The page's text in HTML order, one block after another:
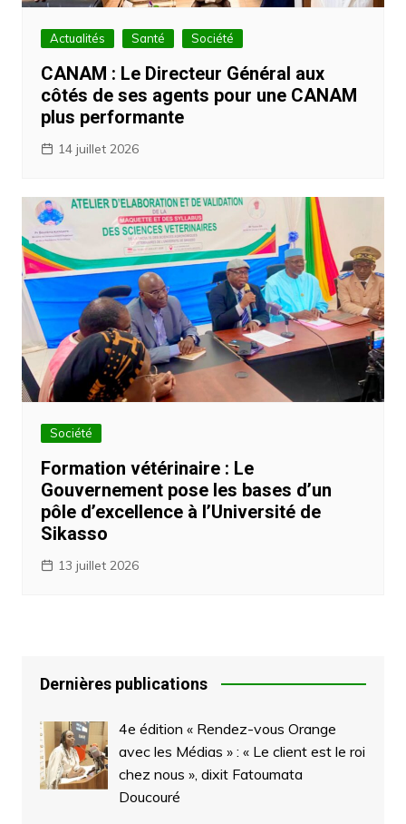
Actualités Santé Société
CANAM : Le Directeur Général aux
côtés de ses agents pour une CANAM
plus performante
14 juillet 2026
Société
Formation vétérinaire : Le
Gouvernement pose les bases d’un
pôle d’excellence à l’Université de
Sikasso
13 juillet 2026
Dernières publications
4e édition « Rendez-vous Orange
avec les Médias » : « Le client est le roi
chez nous », dixit Fatoumata
Doucouré